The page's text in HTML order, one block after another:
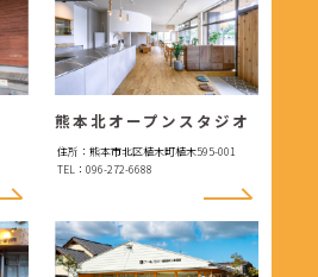
熊本北オープンスタジオ
住所：熊本市北区植木町植木595-001
TEL：096-272-6688